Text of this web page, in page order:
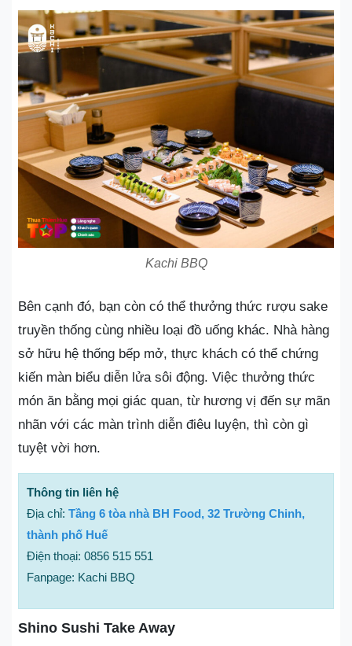
Kachi BBQ
Bên cạnh đó, bạn còn có thể thưởng thức rượu sake
truyền thống cùng nhiều loại đồ uống khác. Nhà hàng
sở hữu hệ thống bếp mở, thực khách có thể chứng
kiến màn biểu diễn lửa sôi động. Việc thưởng thức
món ăn bằng mọi giác quan, từ hương vị đến sự mãn
nhãn với các màn trình diễn điêu luyện, thì còn gì
tuyệt vời hơn.
Thông tin liên hệ
Địa chỉ: Tầng 6 tòa nhà BH Food, 32 Trường Chinh,
thành phố Huế
Điện thoại: 0856 515 551
Fanpage: Kachi BBQ
Shino Sushi Take Away